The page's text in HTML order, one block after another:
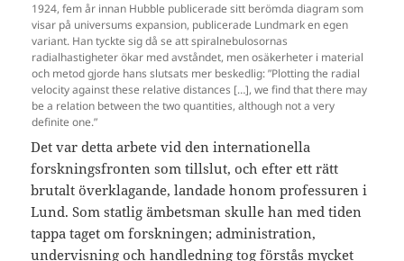
1924, fem år innan Hubble publicerade sitt berömda diagram som
visar på universums expansion, publicerade Lundmark en egen
variant. Han tyckte sig då se att spiralnebulosornas
radialhastigheter ökar med avståndet, men osäkerheter i material
och metod gjorde hans slutsats mer beskedlig: ”Plotting the radial
velocity against these relative distances […], we find that there may
be a relation between the two quantities, although not a very
definite one.”
Det var detta arbete vid den internationella
forskningsfronten som tillslut, och efter ett rätt
brutalt överklagande, landade honom professuren i
Lund. Som statlig ämbetsman skulle han med tiden
tappa taget om forskningen; administration,
undervisning och handledning tog förstås mycket